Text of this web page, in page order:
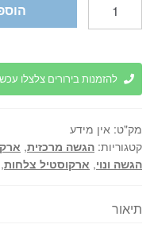
מסדרת
מרקש
בגדלים
-
Arcosteel
להזמנות בירורים צלצלו עכשיו 09-
מק"ט: אין מידע
קטגוריות: הגשה מרכזית,
הגשה ונוי, ארקוסטיל צלחות,
תיאור